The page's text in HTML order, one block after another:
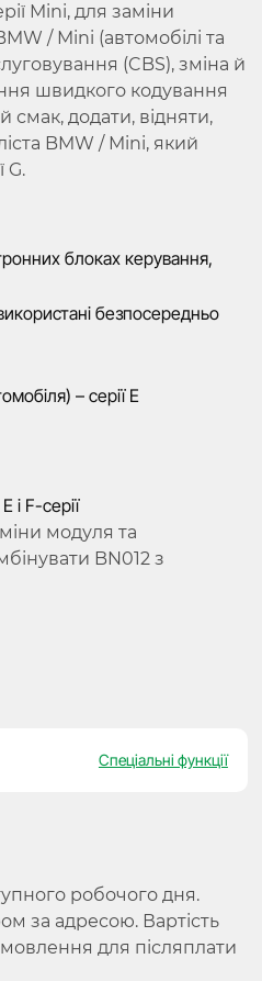
Mini, для заміни
/ Mini (автомобілі та
(CBS), зміна й
швидкого кодування
смак, додати, відняти,
BMW / Mini, який
G.
блоках керування,
безпосередньо
– серії Е
і F-серії
модуля та
BN012 з
Спеціальні функції
робочого дня.
за адресою. Вартість
для післяплати